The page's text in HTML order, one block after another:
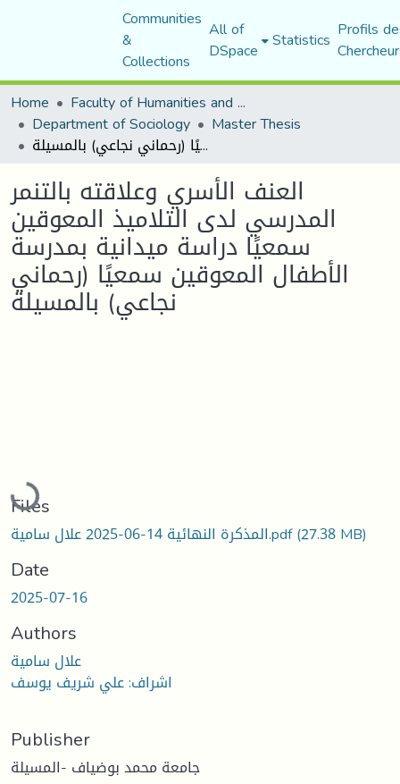
Communities
&
Collections
All of
DSpace Statistics Profils
Home
Faculty of Humanities and Social Sciences
Department of Sociology Master Thesis
العنف الأسري وعلاقته بالتنمر المدرسي لدى التلاميذ المعوقين سمعيًا دراسة ميدانية بمدرسة الأطفال المعوقين سمعيًا (رحماني نجاعي) بالمسيلة
العنف الأسري وعلاقته بالتنمر
المدرسي لدى التلاميذ المعوقين
سمعيًا دراسة ميدانية بمدرسة
الأطفال المعوقين سمعيًا (رحماني
نجاعي) بالمسيلة
Loading...
Files
المذكرة النهائية 14-06-2025 علال سامية.pdf(27.38 MB)
Date
2025-07-16
Authors
علال سامية
اشراف: علي شريف يوسف
Publisher
جامعة محمد بوضياف -المسيلة